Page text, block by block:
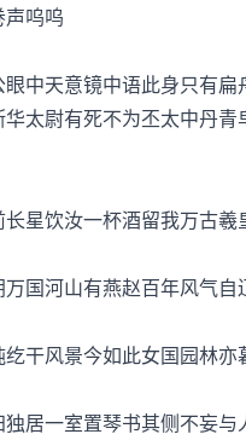
呜呜
天意镜中语此身只有扁
太尉有死不为丕太中丹
饮汝一杯酒留我万古羲
河山有燕赵百年风气自
风景今如此女国园林亦
一室置琴书其侧不妄与